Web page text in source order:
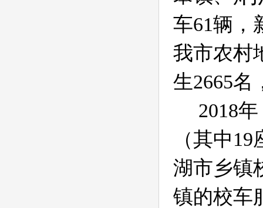
车61辆，
我市农村
生2665名
2018年
（其中19
湖市乡镇
镇的校车